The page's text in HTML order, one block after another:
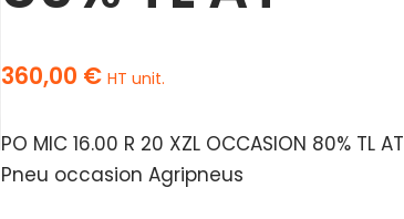
360,00 € HT unit.
PO MIC 16.00 R 20 XZL OCCASION 80% TL AT
Pneu occasion Agripneus